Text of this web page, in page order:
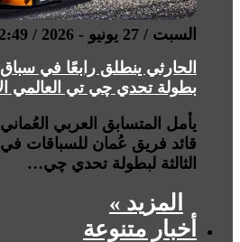
السبت / 27 يونيو - 2026 / 2:49 مساءً
الحارثي ينطلق رابعًا في
بطولة تحدي چي تي العالمي
يأمل المتسابق العربي
قائد فريق عُمان للسباقات
الثالثة لبطولة تحدي چي…
المزيد »
أخبار متنوعة